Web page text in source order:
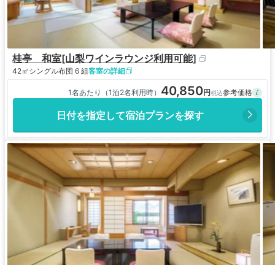
桂亭 和室[山梨ワインラウンジ利用可能]
42㎡ シングル布団 6 組客室の詳細
1名あたり（1泊2名利用時） 40,850
日付を指定して宿泊プランを探す